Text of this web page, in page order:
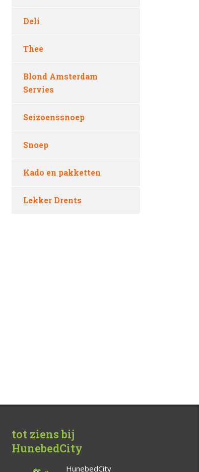
Deli
Thee
Blond Amsterdam
Servies
Seizoenssnoep
Snoep
Kado en pakketten
Lekker Drents
tot ziens bij
HunebedCity
HunebedCity